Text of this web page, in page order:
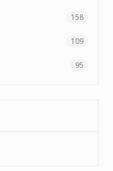
158
109
95